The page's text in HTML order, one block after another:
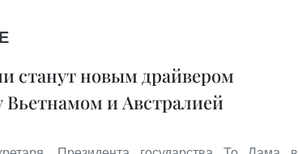
станут новым драйвером
и Австралией